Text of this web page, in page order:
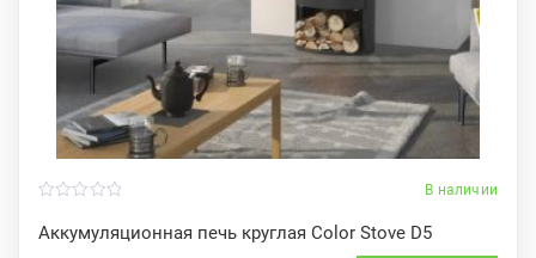
В наличии
Аккумуляционная печь круглая Color Stove D5
o
u